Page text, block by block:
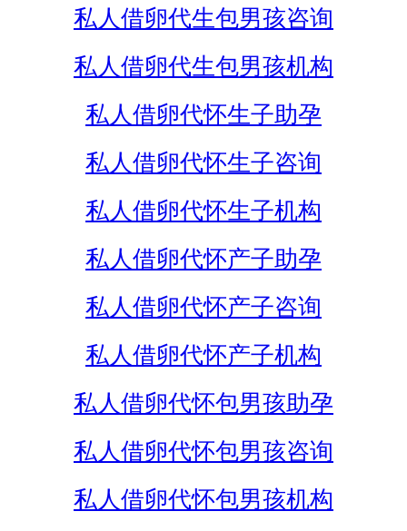
私人借卵代生包男孩咨询
私人借卵代生包男孩机构
私人借卵代怀生子助孕
私人借卵代怀生子咨询
私人借卵代怀生子机构
私人借卵代怀产子助孕
私人借卵代怀产子咨询
私人借卵代怀产子机构
私人借卵代怀包男孩助孕
私人借卵代怀包男孩咨询
私人借卵代怀包男孩机构